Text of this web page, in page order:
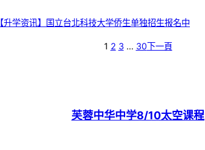
【升学资讯】国立台北科技大学侨生单独招生报名中
1 2 3 … 30下一頁
芙蓉中华中学8/10太空课程